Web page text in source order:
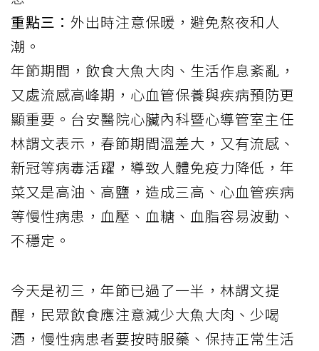
重點三： 外出時注意保暖，避免熬夜和人
潮。
年節期間，飲食大魚大肉、生活作息紊亂，
又處流感高峰期，心血管保養與疾病預防更
顯重要。台安醫院心臟內科暨心導管室主任
林謂文表示，春節期間溫差大，又有流感、
新冠等病毒活躍，導致人體免疫力降低，年
菜又是高油、高鹽，造成三高 、 心血管疾病
等慢性病患，血壓、血糖、血脂容易波動、
不穩定。
今天是初三，年節已過了一半，林謂文提
醒，民眾飲食應注意減少大魚大肉、少喝
酒，慢性病患者要按時服藥、保持正常生活